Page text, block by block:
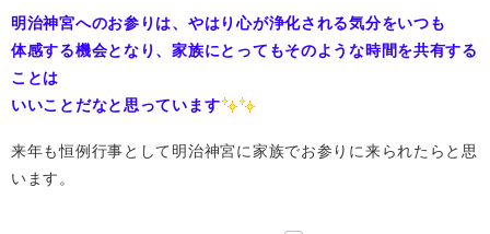
明治神宮へのお参りは、やはり心が浄化される気分をいつも
体感する機会となり、家族にとってもそのような時間を共有する
ことは
いいことだなと思っています
来年も恒例行事として明治神宮に家族でお参りに来られたらと思
います。